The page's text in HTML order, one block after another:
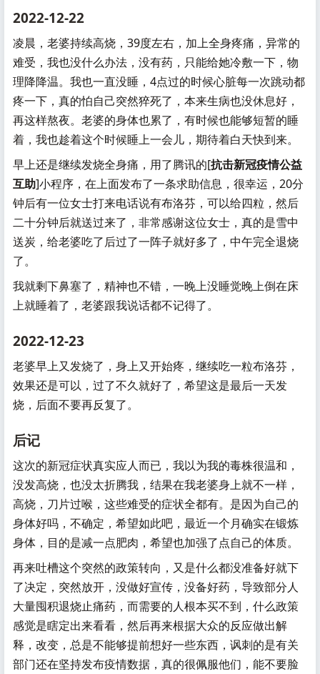
2022-12-22
凌晨，老婆持续高烧，39度左右，加上全身疼痛，异常的
难受，我也没什么办法，没有药，只能给她冷敷一下，物
理降降温。我也一直没睡，4点过的时候心脏每一次跳动都
疼一下，真的怕自己突然猝死了，本来生病也没休息好，
再这样熬夜。老婆的身体也累了，有时候也能够短暂的睡
着，我也趁着这个时候睡上一会儿，期待着白天快到来。
早上还是继续发烧全身痛，用了腾讯的[抗击新冠疫情公益
互助]小程序，在上面发布了一条求助信息，很幸运，20分
钟后有一位女士打来电话说有布洛芬，可以给四粒，然后
二十分钟后就送过来了，非常感谢这位女士，真的是雪中
送炭，给老婆吃了后过了一阵子就好多了，中午完全退烧
了。
我就剩下鼻塞了，精神也不错，一晚上没睡觉晚上倒在床
上就睡着了，老婆跟我说话都不记得了。
2022-12-23
老婆早上又发烧了，身上又开始疼，继续吃一粒布洛芬，
效果还是可以，过了不久就好了，希望这是最后一天发
烧，后面不要再反复了。
后记
这次的新冠症状真实应人而已，我以为我的毒株很温和，
没发高烧，也没太折腾我，结果在我老婆身上就不一样，
高烧，刀片过喉，这些难受的症状全都有。是因为自己的
身体好吗，不确定，希望如此吧，最近一个月确实在锻炼
身体，目的是减一点肥肉，希望也加强了点自己的体质。
再来吐槽这个突然的政策转向，又是什么都没准备好就下
了决定，突然放开，没做好宣传，没备好药，导致部分人
大量囤积退烧止痛药，而需要的人根本买不到，什么政策
感觉是瞎定出来看看，然后再来根据大众的反应做出解
释，改变，总是不能够提前想好一些东西，讽刺的是有关
部门还在坚持发布疫情数据，真的很佩服他们，能不要脸